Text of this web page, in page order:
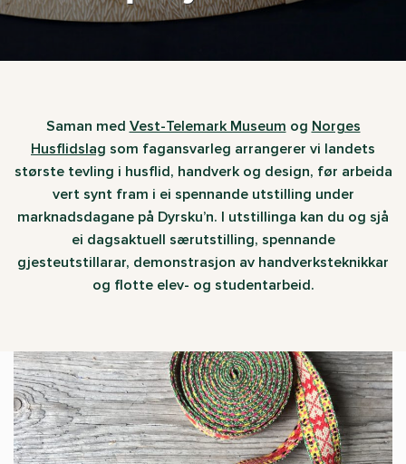
Saman med Vest-Telemark Museum og Norges
Husflidslag som fagansvarleg arrangerer vi landets
største tevling i husflid, handverk og design, før arbeida
vert synt fram i ei spennande utstilling under
marknadsdagane på Dyrsku’n. I utstillinga kan du og sjå
ei dagsaktuell særutstilling, spennande
gjesteutstillarar, demonstrasjon av handverksteknikkar
og flotte elev- og studentarbeid.